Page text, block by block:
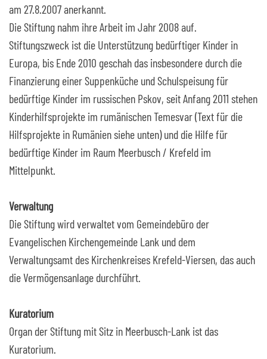
am 27.8.2007 anerkannt.
Die Stiftung nahm ihre Arbeit im Jahr 2008 auf.
Stiftungszweck ist die Unterstützung bedürftiger Kinder in
Europa, bis Ende 2010 geschah das insbesondere durch die
Finanzierung einer Suppenküche und Schulspeisung für
bedürftige Kinder im russischen Pskov, seit Anfang 2011 stehen
Kinderhilfsprojekte im rumänischen Temesvar (Text für die
Hilfsprojekte in Rumänien siehe unten) und die Hilfe für
bedürftige Kinder im Raum Meerbusch / Krefeld im
Mittelpunkt.
Verwaltung
Die Stiftung wird verwaltet vom Gemeindebüro der
Evangelischen Kirchengemeinde Lank und dem
Verwaltungsamt des Kirchenkreises Krefeld-Viersen, das auch
die Vermögensanlage durchführt.
Kuratorium
Organ der Stiftung mit Sitz in Meerbusch-Lank ist das
Kuratorium.